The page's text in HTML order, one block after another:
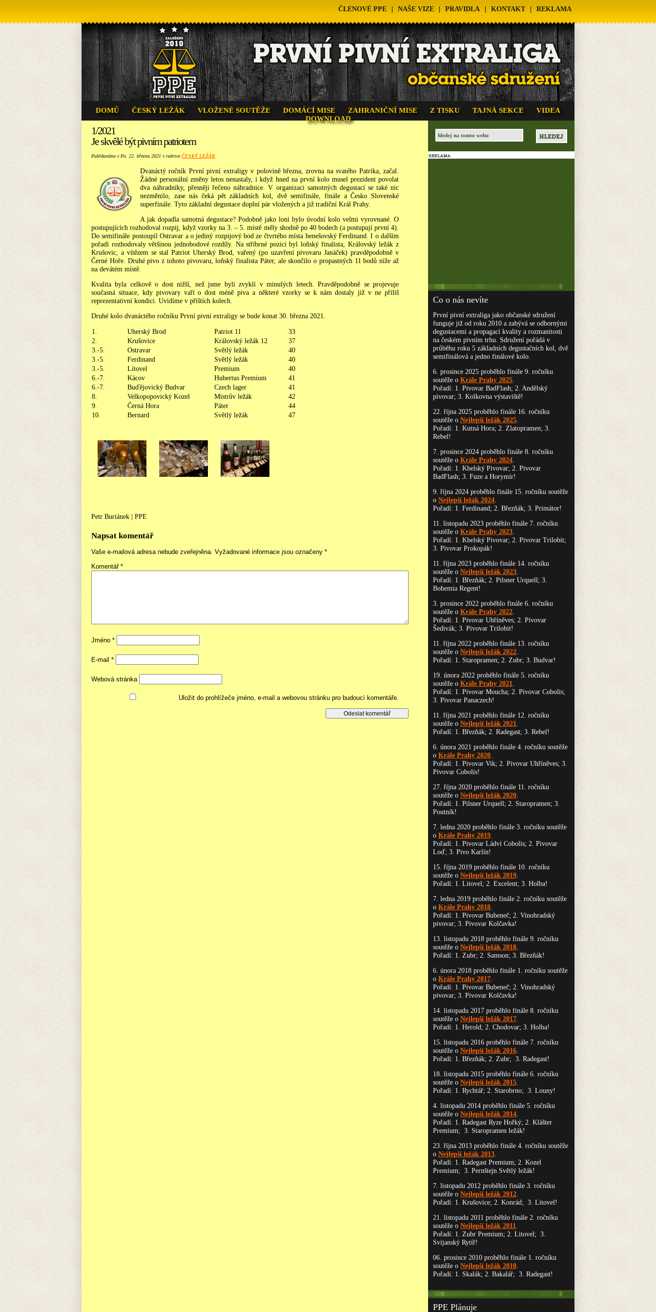
ČLENOVÉ PPE | NAŠE VIZE | PRAVIDLA | KONTAKT | REKLAMA
DOMŮ ČESKÝ LEŽÁK VLOŽENÉ SOUTĚŽE DOMÁCÍ MISE ZAHRANIČNÍ MISE Z TISKU TAJNÁ SEKCE
VIDEA
DOWNLOAD
1/2021
Je skvělé být pivním patriotem
Publikováno v Po. 22. března 2021 v rubriceČESKÝ LEŽÁK
Dvanáctý ročník První pivní extraligy v polovině března, zrovna na svatého Patrika, začal.
Žádné personální změny letos nenastaly, i když hned na první kolo musel prezident povolat
dva náhradníky, přesněji řečeno náhradnice. V organizaci samotných degustací se také nic
nezměnilo, zase nás čeká pět základních kol, dvě semifinále, finále a Česko Slovenské
superfinále. Tyto základní degustace doplní pár vložených a již tradiční Král Prahy.
A jak dopadla samotná degustace? Podobně jako loni bylo úvodní kolo velmi vyrovnané. O
postupujících rozhodoval rozpij, když vzorky na 3. – 5. místě měly shodně po 40 bodech (a postupují první 4).
Do semifinále postoupil Ostravar a o jediný rozpijový bod ze čtvrtého místa benešovský Ferdinand. I o dalším
pořadí rozhodovaly většinou jednobodové rozdíly. Na stříbrné pozici byl loňský finalista, Královský ležák z
Krušovic, a vítězem se stal Patriot Uherský Brod, vařený (po uzavření pivovaru Janáček) pravděpodobně v
Černé Hoře. Druhé pivo z tohoto pivovaru, loňský finalista Páter, ale skončilo o propastných 11 bodů níže až
na devátém místě.
Kvalita byla celkově o dost nižší, než jsme byli zvyklí v minulých letech. Pravděpodobně se projevuje
současná situace, kdy pivovary vaří o dost méně piva a některé vzorky se k nám dostaly již v ne příliš
reprezentativní kondici. Uvidíme v příštích kolech.
Druhé kolo dvanáctého ročníku První pivní extraligy se bude konat 30. března 2021.
1. Uherský Brod Patriot 11
33
2.
Krušovice Královský ležák 12
37
3.-5.
Ostravar Světlý ležák
40
3.-5.
Ferdinand Světlý ležák
40
3.-5.
Litovel Premium
40
6.-7.
Kácov Hubertus Premium
41
6.-7.
Buďějovický Budvar Czech lager
41
8.
Velkopopovický Kozel Mistrův ležák
42
9.
Černá Hora Páter
44
10.
Bernard Světlý ležák 47
Petr Buriánek | PPE
Napsat komentář
Vaše e-mailová adresa nebude zveřejněna. Vyžadované informace jsou označeny *
Komentář *
Jméno *
E-mail *
Webová stránka
Uložit do prohlížeče jméno, e-mail a webovou stránku pro budoucí komentáře.
Co o nás nevíte
První pivní extraliga jako občanské sdružení
funguje již od roku 2010 a zabývá se odbornými
degustacemi a propagací kvality a rozmanitosti
na českém pivním trhu. Sdružení pořádá v
průběhu roku 5 základních degustačních kol, dvě
semifinálová a jedno finálové kolo.
6. prosince 2025 proběhlo finále 9. ročníku
soutěže o Krále Prahy 2025.
Pořadí: 1. Pivovar BadFlash; 2. Andělský
pivovar; 3. Kolkovna výstaviště!
22. října 2025 proběhlo finále 16. ročníku
soutěže o Nejlepší ležák 2025.
Pořadí: 1. Kutná Hora; 2. Zlatopramen; 3.
Rebel!
7. prosince 2024 proběhlo finále 8. ročníku
soutěže o Krále Prahy 2024.
Pořadí: 1. Kbelský Pivovar; 2. Pivovar
BadFlash; 3. Fuze a Horymír!
9. října 2024 proběhlo finále 15. ročníku soutěže
o Nejlepší ležák 2024.
Pořadí: 1. Ferdinand; 2. Březňák; 3. Primátor!
11. listopadu 2023 proběhlo finále 7. ročníku
soutěže o Krále Prahy 2023.
Pořadí: 1. Kbelský Pivovar; 2. Pivovar Trilobit;
3. Pivovar Prokopák!
11. října 2023 proběhlo finále 14. ročníku
soutěže o Nejlepší ležák 2023.
Pořadí: 1. Březňák; 2. Pilsner Urquell; 3.
Bohemia Regent!
3. prosince 2022 proběhlo finále 6. ročníku
soutěže o Krále Prahy 2022.
Pořadí: 1. Pivovar Uhříněves; 2. Pivovar
Šedivák; 3. Pivovar Trilobit!
11. října 2022 proběhlo finále 13. ročníku
soutěže o Nejlepší ležák 2022.
Pořadí: 1. Staropramen; 2. Zubr; 3. Budvar!
19. února 2022 proběhlo finále 5. ročníku
soutěže o Krále Prahy 2021.
Pořadí: 1. Pivovar Moucha; 2. Pivovar Cobolis;
3. Pivovar Panaczech!
11. října 2021 proběhlo finále 12. ročníku
soutěže o Nejlepší ležák 2021.
Pořadí: 1. Březňák; 2. Radegast; 3. Rebel!
6. února 2021 proběhlo finále 4. ročníku soutěže
o Krále Prahy 2020.
Pořadí: 1. Pivovar Vik; 2. Pivovar Uhříněves; 3.
Pivovar Cobolis!
27. října 2020 proběhlo finále 11. ročníku
soutěže o Nejlepší ležák 2020.
Pořadí: 1. Pilsner Urquell; 2. Staropramen; 3.
Poutník!
7. ledna 2020 proběhlo finále 3. ročníku soutěže
o Krále Prahy 2019.
Pořadí: 1. Pivovar Ládví Cobolis; 2. Pivovar
Loď; 3. Pivo Karlín!
15. října 2019 proběhlo finále 10. ročníku
soutěže o Nejlepší ležák 2019.
Pořadí: 1. Litovel; 2. Excelent; 3. Holba!
7. ledna 2019 proběhlo finále 2. ročníku soutěže
o Krále Prahy 2018.
Pořadí: 1. Pivovar Bubeneč; 2. Vinohradský
pivovar; 3. Pivovar Kolčavka!
13. listopadu 2018 proběhlo finále 9. ročníku
soutěže o Nejlepší ležák 2018.
Pořadí: 1. Zubr; 2. Samson; 3. Březňák!
6. února 2018 proběhlo finále 1. ročníku soutěže
o Krále Prahy 2017.
Pořadí: 1. Pivovar Bubeneč; 2. Vinohradský
pivovar; 3. Pivovar Kolčavka!
14. listopadu 2017 proběhlo finále 8. ročníku
soutěže o Nejlepší ležák 2017.
Pořadí: 1. Herold; 2. Chodovar; 3. Holba!
15. listopadu 2016 proběhlo finále 7. ročníku
soutěže o Nejlepší ležák 2016.
Pořadí: 1. Březňák; 2. Zubr; 3. Radegast!
18. listopadu 2015 proběhlo finále 6. ročníku
soutěže o Nejlepší ležák 2015.
Pořadí: 1. Rychtář; 2. Starobrno; 3. Louny!
4. listopadu 2014 proběhlo finále 5. ročníku
soutěže o Nejlepší ležák 2014.
Pořadí: 1. Radegast Ryze Hořký; 2. Klášter
Premium; 3. Staropramen ležák!
23. října 2013 proběhlo finále 4. ročníku soutěže
o Nejlepší ležák 2013.
Pořadí: 1. Radegast Premium; 2. Kozel
Premium; 3. Pernštejn Světlý ležák!
7. listopadu 2012 proběhlo finále 3. ročníku
soutěže o Nejlepší ležák 2012.
Pořadí: 1. Krušovice; 2. Konrád; 3. Litovel!
21. listopadu 2011 proběhlo finále 2. ročníku
soutěže o Nejlepší ležák 2011.
Pořadí: 1. Zubr Premium; 2. Litovel; 3.
Svijanský Rytíř!
06. prosince 2010 proběhlo finále 1. ročníku
soutěže o Nejlepší ležák 2010.
Pořadí: 1. Skalák; 2. Bakalář; 3. Radegast!
PPE Plánuje